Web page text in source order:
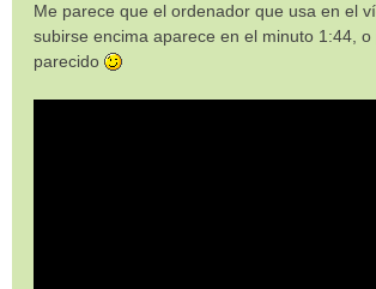
n
s
a
Me parece que el ordenador que usa en el
subirse encima aparece en el minuto 1:44,
parecido